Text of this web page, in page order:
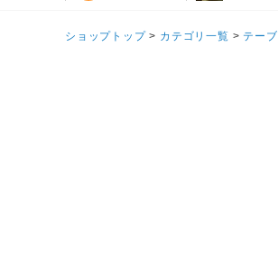
ショップトップ> カテゴリ一覧 > テー